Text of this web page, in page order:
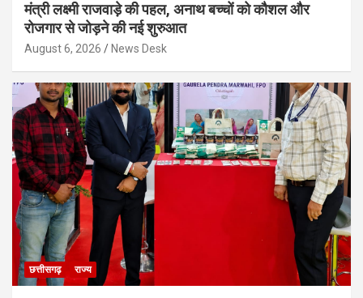
मंत्री लक्ष्मी राजवाड़े की पहल, अनाथ बच्चों को कौशल और
रोजगार से जोड़ने की नई शुरुआत
August 6, 2026 News Desk
छत्तीसगढ़ राज्य